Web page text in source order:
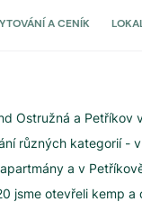
A CENÍK
Ostružná a Petříkov
různých kategorií -
a v
jsme otevřeli kemp a